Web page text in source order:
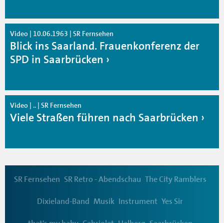
Video | 10.06.1963 | SR Fernsehen
Blick ins Saarland. Frauenkonferenz der
SPD in Saarbrücken
Video | .. | SR Fernsehen
Viele Straßen führen nach Saarbrücken
SR Fernsehen SR Retro - Abendschau The City Ramblers
Dixieland-Band Musik Instrument Yes Sir